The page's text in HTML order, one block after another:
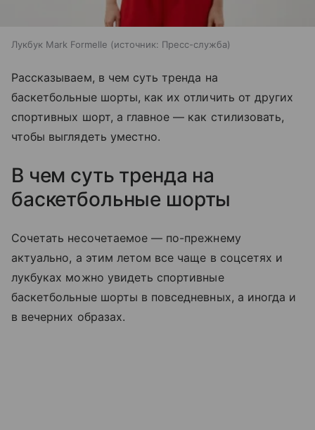
Лукбук Mark Formelle источник: Пресс-служба
Рассказываем, в чем суть тренда на
баскетбольные шорты, как их отличить от других
спортивных шорт, а главное — как стилизовать,
чтобы выглядеть уместно.
В чем суть тренда на
баскетбольные шорты
Сочетать несочетаемое — по-прежнему
актуально, а этим летом все чаще в соцсетях и
лукбуках можно увидеть спортивные
баскетбольные шорты в повседневных, а иногда и
в вечерних образах.